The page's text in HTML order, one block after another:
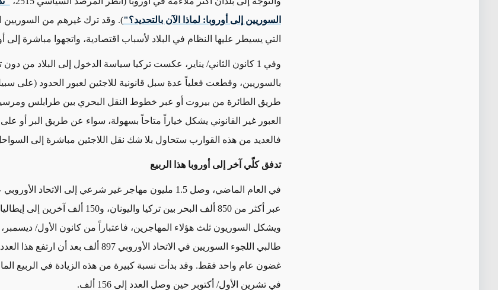
السوريين إلى أوروبا: لماذا الآن بالتحديد؟"). وقد ترك غيرهم من السوريين
التي يسيطر عليها النظام في البلاد لأسباب اقتصادية، واتجهوا مباشرة إلى
وفي 1 كانون الثاني/ يناير، عكست تركيا سياسة الدخول إلى البلاد من
بالسوريين، وقطعت فعلياً عدة سبل قانونية للاجئين لعبور الحدود (على
طريق الطائرة من بيروت أو عبر خطوط النقل البحري بين طرابلس
العبور غير القانوني يشكل خياراً متاحاً بسهولة، سواء عن طريق البر أو
فالعديد من هذه القوارب ستحاول بلا شك نقل اللاجئين مباشرة إلى
تدفق كلّي آخر إلى أوروبا هذا الربيع
في العام الماضي، وصل 1.5 مليون مهاجر غير شرعي إلى الاتحاد
عبر أكثر من 850 ألف البحر بين تركيا
ويشكل السوريون ثلث هؤلاء المهاجرين، فاعتباراً من كانون الأول/
غضون عام واحد فقط. وقد بدأت نسبة كبيرة من هذه الزيادة في الربيع
في تشرين الأول/ أكتوبر حين وصل العدد إلى 156 ألف.